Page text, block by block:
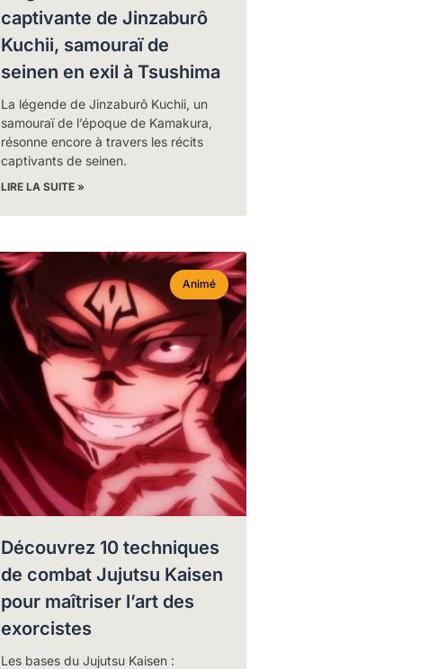
captivante de Jinzaburô
Kuchii, samouraï de
seinen en exil à Tsushima
La légende de Jinzaburô Kuchii, un
samouraï de l’époque de Kamakura,
résonne encore à travers les récits
captivants de seinen.
LIRE LA SUITE »
Animé
Découvrez 10 techniques
de combat Jujutsu Kaisen
pour maîtriser l’art des
exorcistes
Les bases du Jujutsu Kaisen :